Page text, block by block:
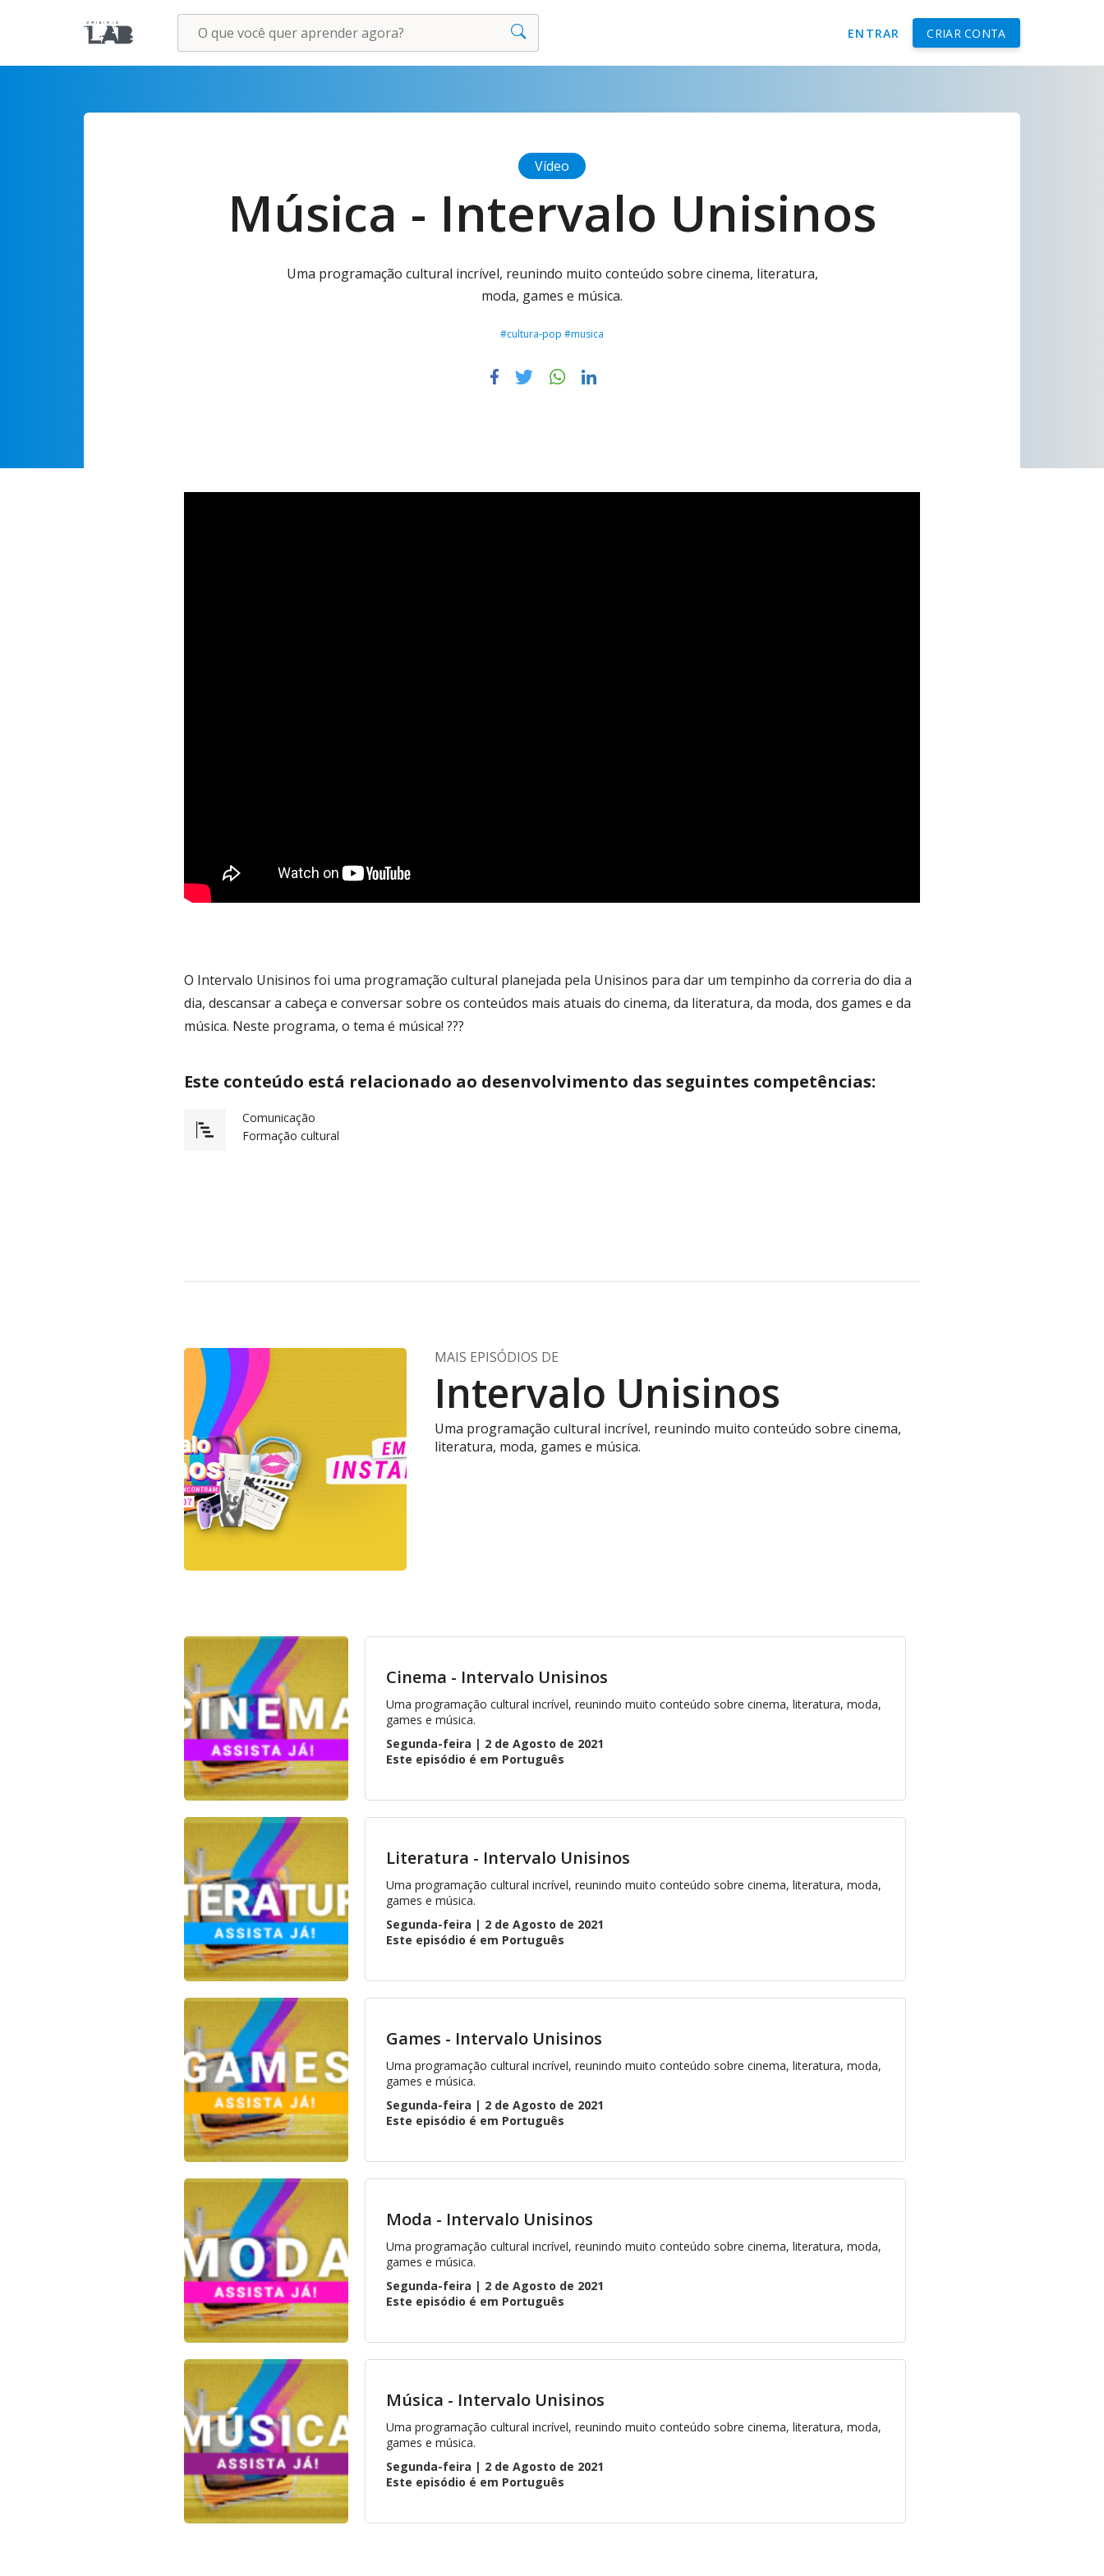
ENTRAR CRIAR CONTA
Vídeo
Música - Intervalo Unisinos
Uma programação cultural incrível, reunindo muito conteúdo sobre cinema, literatura,
moda, games e música.
#cultura-pop #musica
O Intervalo Unisinos foi uma programação cultural planejada pela Unisinos para dar um tempinho da correria do dia a
dia, descansar a cabeça e conversar sobre os conteúdos mais atuais do cinema, da literatura, da moda, dos games e da
música. Neste programa, o tema é música! ???
Este conteúdo está relacionado ao desenvolvimento das seguintes competências:
Comunicação
Formação cultural
MAIS EPISÓDIOS DE
Intervalo Unisinos
Uma programação cultural incrível, reunindo muito conteúdo sobre cinema,
literatura, moda, games e música.
Cinema - Intervalo Unisinos
Uma programação cultural incrível, reunindo muito conteúdo sobre cinema, literatura, moda,
games e música.
Segunda-feira | 2 de Agosto de 2021
Este episódio é em Português
Literatura - Intervalo Unisinos
Uma programação cultural incrível, reunindo muito conteúdo sobre cinema, literatura, moda,
games e música.
Segunda-feira | 2 de Agosto de 2021
Este episódio é em Português
Games - Intervalo Unisinos
Uma programação cultural incrível, reunindo muito conteúdo sobre cinema, literatura, moda,
games e música.
Segunda-feira | 2 de Agosto de 2021
Este episódio é em Português
Moda - Intervalo Unisinos
Uma programação cultural incrível, reunindo muito conteúdo sobre cinema, literatura, moda,
games e música.
Segunda-feira | 2 de Agosto de 2021
Este episódio é em Português
Música - Intervalo Unisinos
Uma programação cultural incrível, reunindo muito conteúdo sobre cinema, literatura, moda,
games e música.
Segunda-feira | 2 de Agosto de 2021
Este episódio é em Português